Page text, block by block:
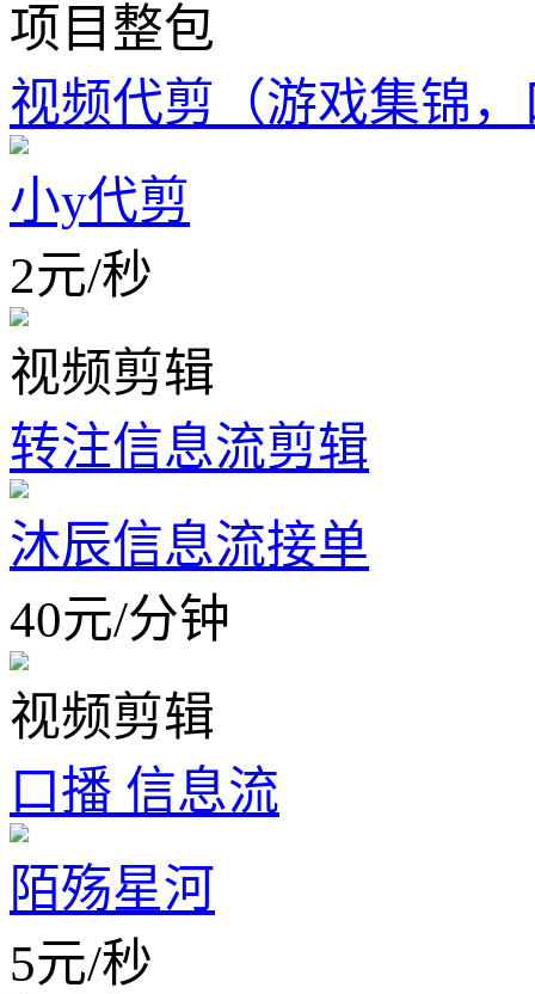
项目整包
视频代剪（游戏集锦
小y代剪
2元/秒
视频剪辑
转注信息流剪辑
沐辰信息流接单
40元/分钟
视频剪辑
口播 信息流
陌殇星河
5元/秒